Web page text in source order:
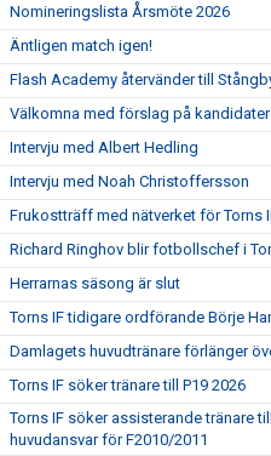
Nomineringslista Årsmöte 2026
Äntligen match igen!
Flash Academy återvänder till
Välkomna med förslag på
Intervju med Albert Hedling
Intervju med Noah Christoffersson
Frukostträff med nätverket för Torns
Richard Ringhov blir fotbollschef i
Herrarnas säsong är slut
Torns IF tidigare ordförande Börje
Damlagets huvudtränare förlänger
Torns IF söker tränare till P19 2026
Torns IF söker assisterande tränare
huvudansvar för F2010/2011